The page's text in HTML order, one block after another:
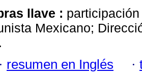
llave :
Mexicano;
· resumen en Inglés ·